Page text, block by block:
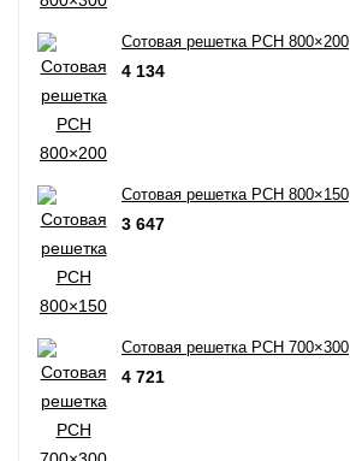
Сотовая решетка РСН 800×200
4 134
Сотовая решетка РСН 800×150
3 647
Сотовая решетка РСН 700×300
4 721